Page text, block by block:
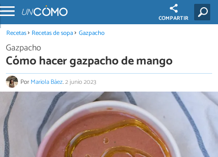
COMPARTIR
Recetas Recetas de sopa Gazpacho
Gazpacho
Cómo hacer gazpacho de mango
PorMariola Báez.2 junio 2023